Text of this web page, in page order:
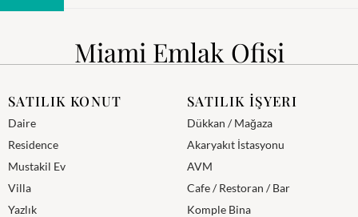
Miami Emlak Ofisi
SATILIK KONUT
Daire
Residence
Mustakil Ev
Villa
Yazlık
SATILIK İŞYERI
Dükkan / Mağaza
Akaryakıt İstasyonu
AVM
Cafe / Restoran / Bar
Komple Bina